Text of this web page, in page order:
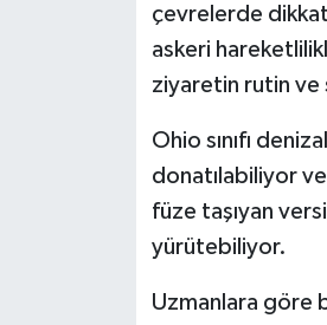
çevrelerde
askeri
ziyaretin rutin
Ohio sınıfı
donatılabiliyor
füze taşıyan
yürütebiliyor.
Uzmanlara göre